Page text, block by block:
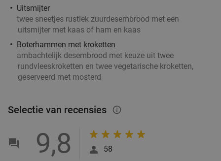
Uitsmijter
twee sneetjes rustiek zuurdesembrood met een
uitsmijter met kaas of ham en kaas
Boterhammen met kroketten
ambachtelijk desembrood met keuze uit twee
rundvleeskroketten en twee vegetarische kroketten,
geserveerd met mosterd
Selectie van recensies info_outlined
9,8 58